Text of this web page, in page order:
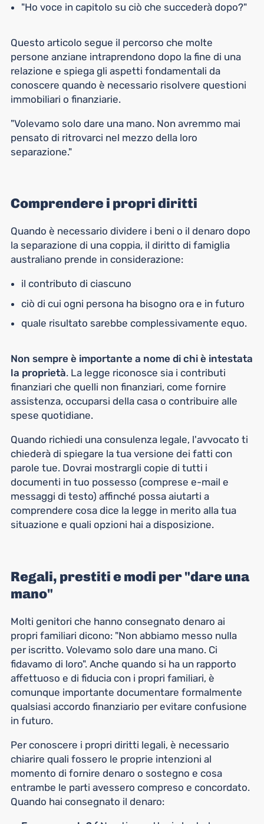
"Ho voce in capitolo su ciò che succederà dopo?"
Questo articolo segue il percorso che molte
persone anziane intraprendono dopo la fine di una
relazione e spiega gli aspetti fondamentali da
conoscere quando è necessario risolvere questioni
immobiliari o finanziarie.
"Volevamo solo dare una mano. Non avremmo mai
pensato di ritrovarci nel mezzo della loro
separazione."
Comprendere i propri diritti
Quando è necessario dividere i beni o il denaro dopo
la separazione di una coppia, il diritto di famiglia
australiano prende in considerazione:
il contributo di ciascuno
ciò di cui ogni persona ha bisogno ora e in futuro
quale risultato sarebbe complessivamente equo.
Non sempre è importante a nome di chi è intestata
la proprietà. La legge riconosce sia i contributi
finanziari che quelli non finanziari, come fornire
assistenza, occuparsi della casa o contribuire alle
spese quotidiane.
Quando richiedi una consulenza legale, l'avvocato ti
chiederà di spiegare la tua versione dei fatti con
parole tue. Dovrai mostrargli copie di tutti i
documenti in tuo possesso (comprese e-mail e
messaggi di testo) affinché possa aiutarti a
comprendere cosa dice la legge in merito alla tua
situazione e quali opzioni hai a disposizione.
Regali, prestiti e modi per "dare una
mano"
Molti genitori che hanno consegnato denaro ai
propri familiari dicono: "Non abbiamo messo nulla
per iscritto. Volevamo solo dare una mano. Ci
fidavamo di loro". Anche quando si ha un rapporto
affettuoso e di fiducia con i propri familiari, è
comunque importante documentare formalmente
qualsiasi accordo finanziario per evitare confusione
in futuro.
Per conoscere i propri diritti legali, è necessario
chiarire quali fossero le proprie intenzioni al
momento di fornire denaro o sostegno e cosa
entrambe le parti avessero compreso e concordato.
Quando hai consegnato il denaro: